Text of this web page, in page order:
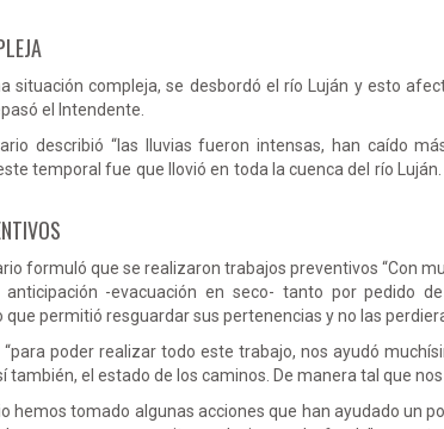
situación compleja, se desbordó el río Luján y esto
el Intendente.
describió “las lluvias fueron intensas, han caído
temporal fue que llovió en toda la cuenca del río
formuló que se realizaron trabajos preventivos “Con
anticipación -evacuación en seco- tanto por pedido
permitió resguardar sus pertenencias y no las
poder realizar todo este trabajo, nos ayudó
también, el estado de los caminos. De manera tal que
hemos tomado algunas acciones que han ayudado un